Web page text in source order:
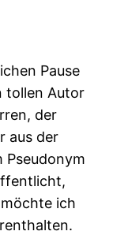
Pause
tollen Autor
der
aus der
Pseudonym
ich